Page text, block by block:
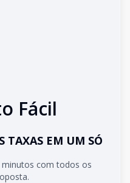
Fácil
TAXAS EM UM SÓ
com todos os